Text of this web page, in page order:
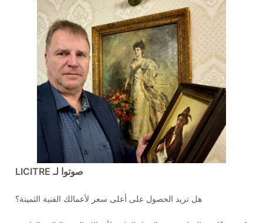
صوتوا لـ LICITRE
هل تريد الحصول على أعلى سعر لأعمالك الفنية الثمينة؟